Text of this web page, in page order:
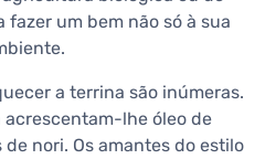
um bem não só à sua
a terrina são inúmeras.
acrescentam-lhe óleo de
nori. Os amantes do estilo